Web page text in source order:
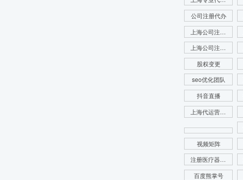
公司注册代办
上海公司注册查名
上海公司注册咨询
股权变更
seo优化团队
抖音直播
上海代运营公司
视频矩阵
注册医疗器械公司
百度熊掌号